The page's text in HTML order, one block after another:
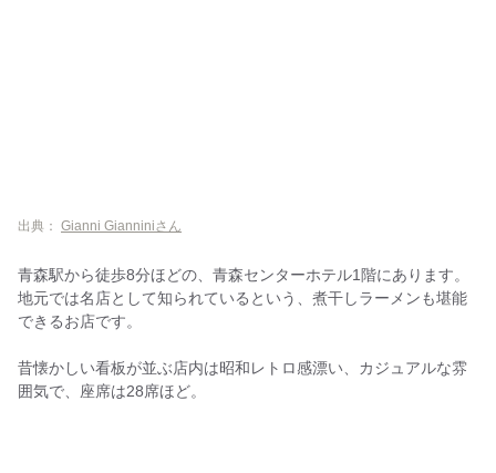
出典： Gianni Gianniniさん
青森駅から徒歩8分ほどの、青森センターホテル1階にあります。
地元では名店として知られているという、煮干しラーメンも堪能
できるお店です。
昔懐かしい看板が並ぶ店内は昭和レトロ感漂い、カジュアルな雰
囲気で、座席は28席ほど。